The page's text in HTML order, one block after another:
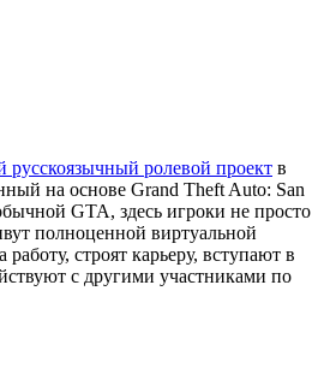
русскоязычный ролевой проект в
на основе Grand Theft Auto: San
GTA, здесь игроки не просто
полноценной виртуальной
строят карьеру, вступают в
с другими участниками по